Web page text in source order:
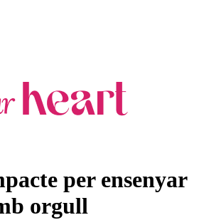
per ensenyar
orgull